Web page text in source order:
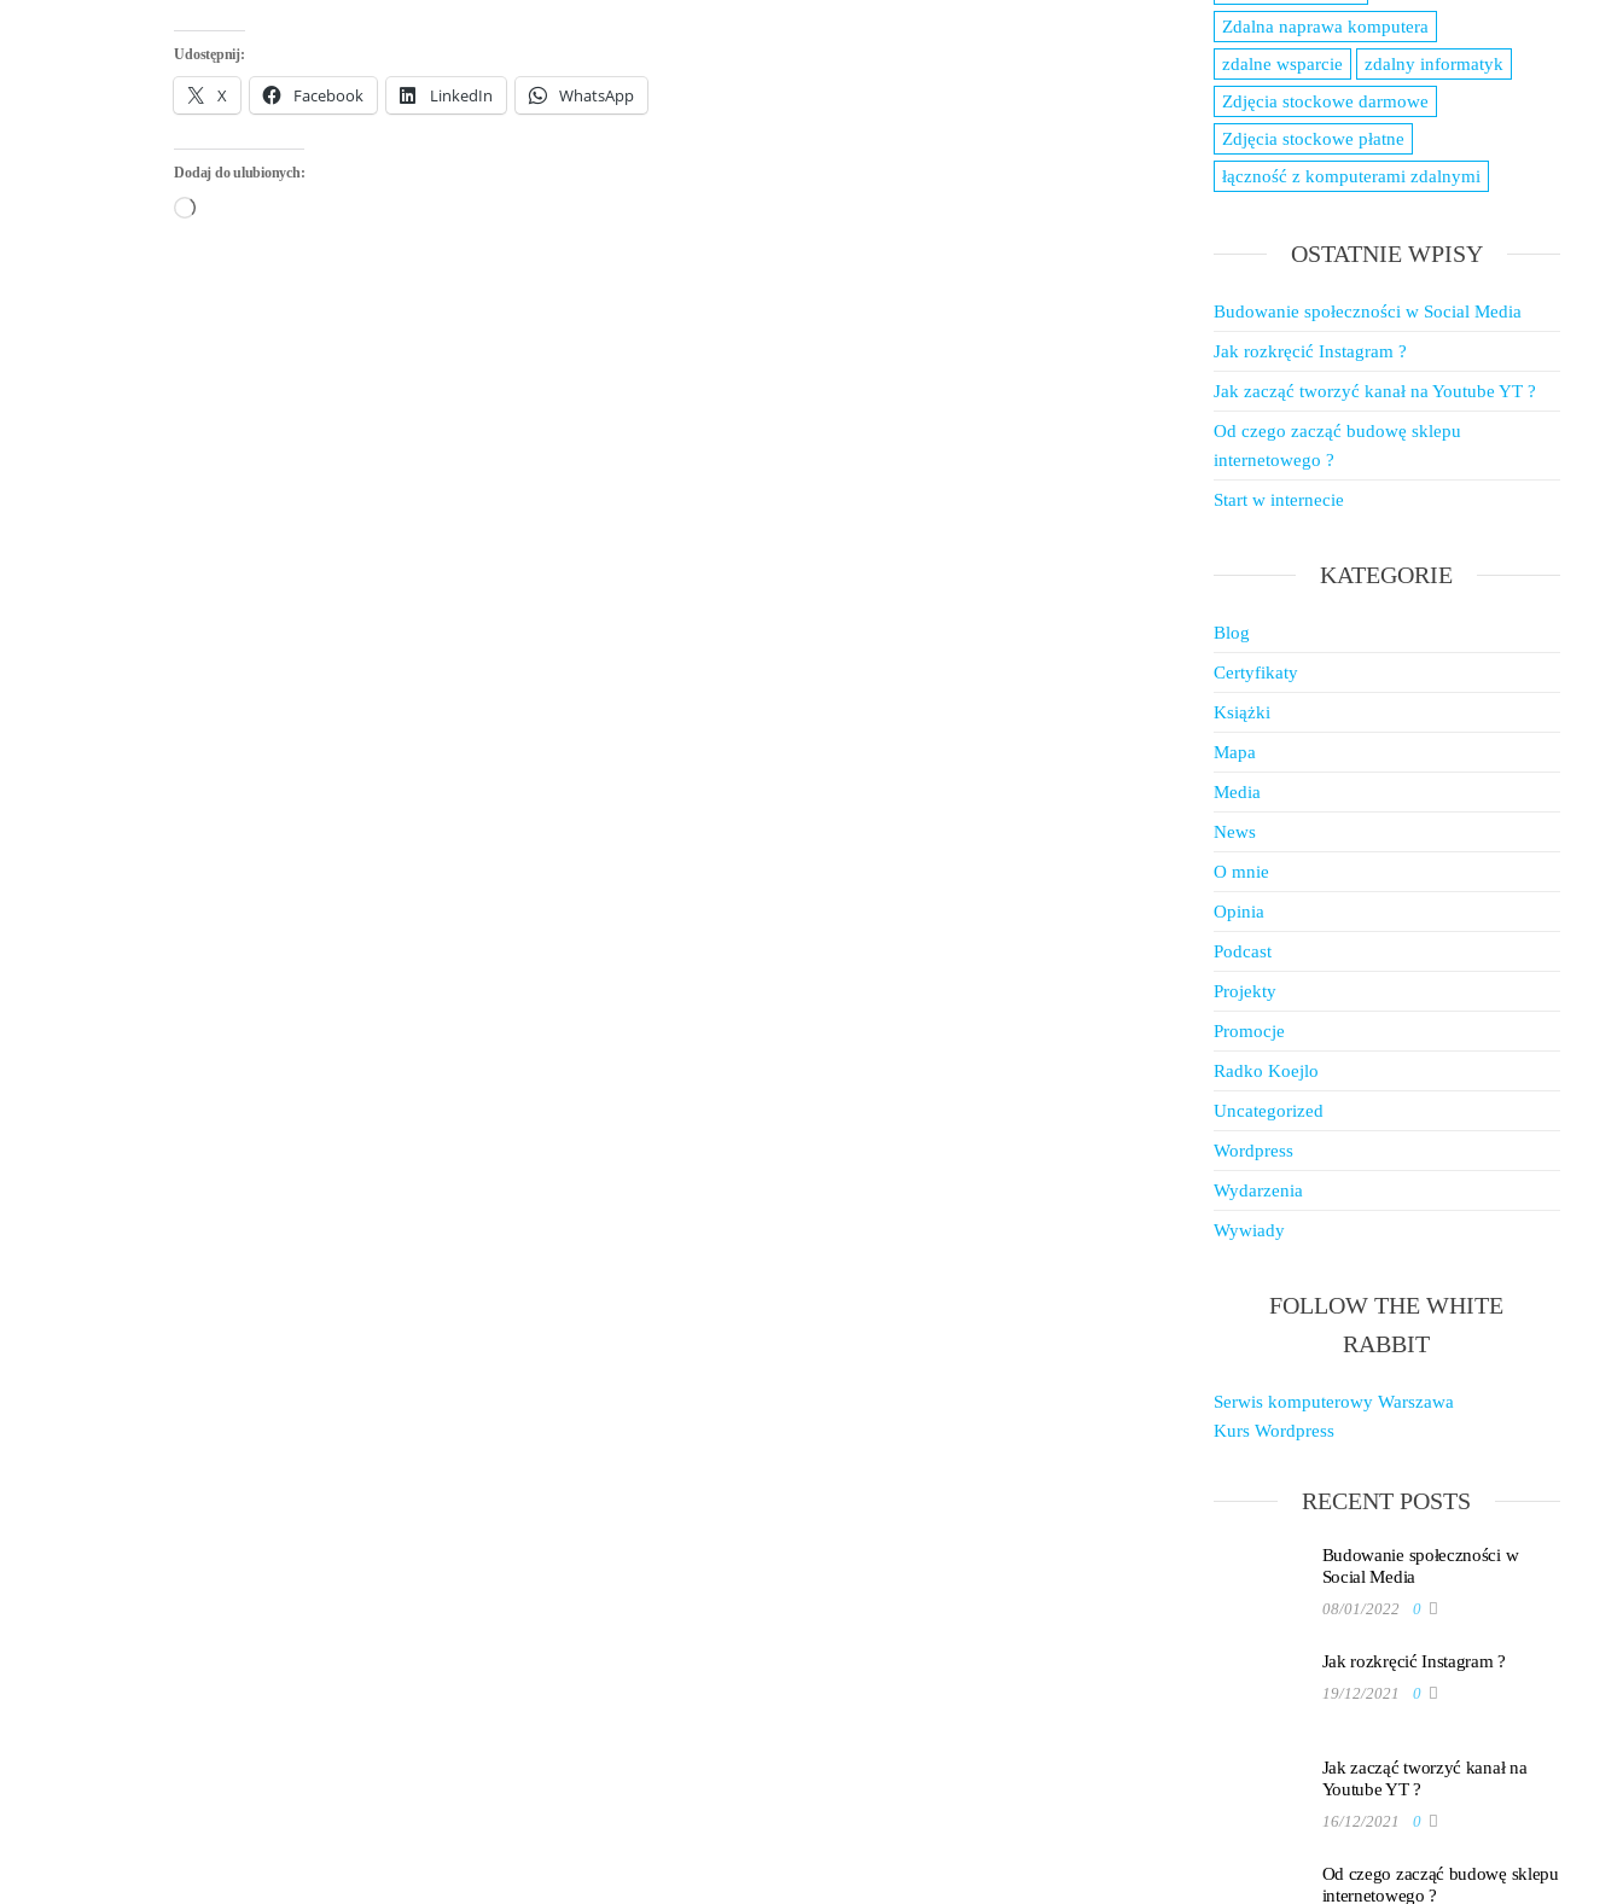
Udostępnij:
X Facebook LinkedIn WhatsApp
Dodaj do ulubionych:
Wczytywanie…
Zdalna naprawa komputera
zdalne wsparcie
zdalny informatyk
Zdjęcia stockowe darmowe
Zdjęcia stockowe płatne
łączność z komputerami zdalnymi
OSTATNIE WPISY
Budowanie społeczności w Social Media
Jak rozkręcić Instagram ?
Jak zacząć tworzyć kanał na Youtube YT ?
Od czego zacząć budowę sklepu
internetowego ?
Start w internecie
KATEGORIE
Blog
Certyfikaty
Książki
Mapa
Media
News
O mnie
Opinia
Podcast
Projekty
Promocje
Radko Koejlo
Uncategorized
Wordpress
Wydarzenia
Wywiady
FOLLOW THE WHITE
RABBIT
Serwis komputerowy Warszawa
Kurs Wordpress
RECENT POSTS
Budowanie społeczności w
Social Media
08/01/2022 0
Jak rozkręcić Instagram ?
19/12/2021 0
Jak zacząć tworzyć kanał na
Youtube YT ?
16/12/2021 0
Od czego zacząć budowę sklepu
internetowego ?